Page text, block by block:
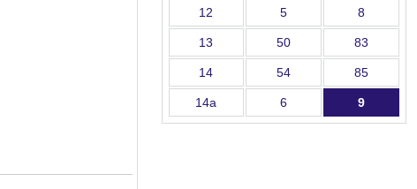
12 5 8
13 50 83
14 54 85
14а 6 9